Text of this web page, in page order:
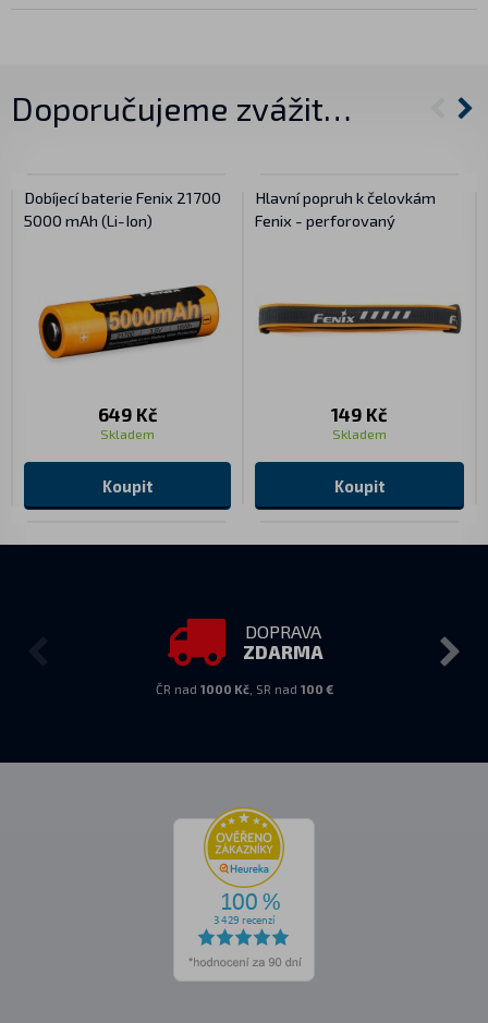
Doporučujeme zvážit…
Dobíjecí baterie Fenix 21700
5000 mAh (Li-Ion)
649 Kč
Skladem
Koupit
Hlavní popruh k čelovkám
Fenix - perforovaný
149 Kč
Skladem
Koupit
DOPRAVA
ZDARMA
ČR nad 1000 Kč, SR nad 100 €